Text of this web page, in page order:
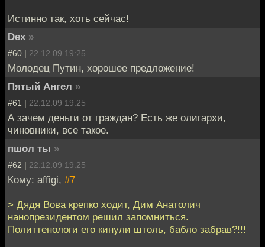
Истинно так, хоть сейчас!
Dex »
#60 | 22.12.09 19:25
Молодец Путин, хорошее предложение!
Пятый Ангел »
#61 | 22.12.09 19:25
А зачем деньги от граждан? Есть же олигархи,
чиновники, все такое.
пшол ты »
#62 | 22.12.09 19:25
Кому: affigi, #7
> Дядя Вова крепко ходит, Дим Анатолич
нанопрезидентом решил запомниться.
Политтенологи его кинули штоль, бабло забрав?!!!